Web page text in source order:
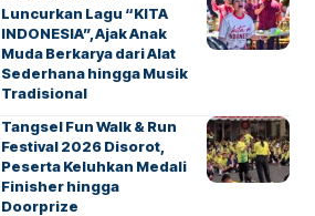
Luncurkan Lagu “KITA
INDONESIA”, Ajak Anak
Muda Berkarya dari Alat
Sederhana hingga Musik
Tradisional
Tangsel Fun Walk & Run
Festival 2026 Disorot,
Peserta Keluhkan Medali
Finisher hingga
Doorprize